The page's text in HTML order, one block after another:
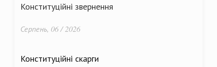
Конституційні звернення
Серпень, 06 / 2026
Конституційні скарги